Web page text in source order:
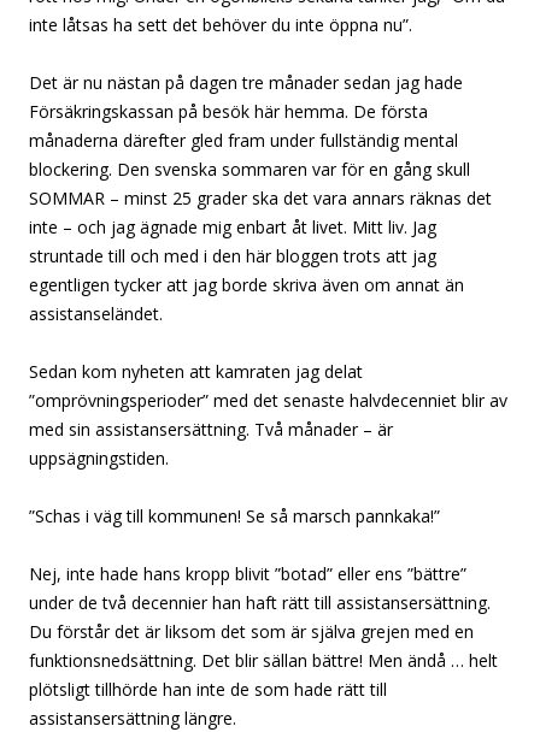
inte låtsas ha sett det behöver du inte öppna nu”.
Det är nu nästan på dagen tre månader sedan jag hade
Försäkringskassan på besök här hemma. De första
månaderna därefter gled fram under fullständig mental
blockering. Den svenska sommaren var för en gång skull
SOMMAR – minst 25 grader ska det vara annars räknas det
inte – och jag ägnade mig enbart åt livet. Mitt liv. Jag
struntade till och med i den här bloggen trots att jag
egentligen tycker att jag borde skriva även om annat än
assistanseländet.
Sedan kom nyheten att kamraten jag delat
”omprövningsperioder” med det senaste halvdecenniet blir av
med sin assistansersättning. Två månader – är
uppsägningstiden.
”Schas i väg till kommunen! Se så marsch pannkaka!”
Nej, inte hade hans kropp blivit ”botad” eller ens ”bättre”
under de två decennier han haft rätt till assistansersättning.
Du förstår det är liksom det som är själva grejen med en
funktionsnedsättning. Det blir sällan bättre! Men ändå … helt
plötsligt tillhörde han inte de som hade rätt till
assistansersättning längre.